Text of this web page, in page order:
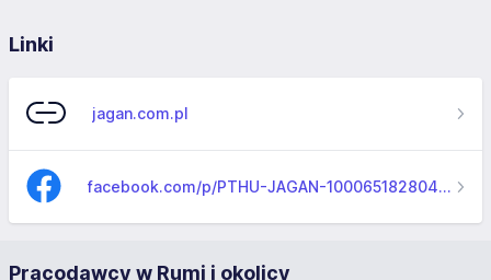
Linki
jagan.com.pl
facebook.com/p/PTHU-JAGAN-100065182804996
Pracodawcy w Rumi i okolicy